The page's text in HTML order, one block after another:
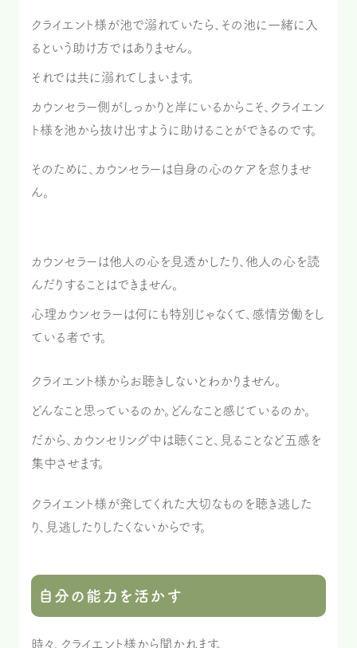
クライエント様が池で溺れていたら、その池に一緒に入
るという助け方ではありません。
それでは共に溺れてしまいます。
カウンセラー側がしっかりと岸にいるからこそ、クライエン
ト様を池から抜け出すように助けることができるのです。
そのために、カウンセラーは自身の心のケアを怠りませ
ん。
カウンセラーは他人の心を見透かしたり、他人の心を読
んだりすることはできません。
心理カウンセラーは何にも特別じゃなくて、感情労働をし
ている者です。
クライエント様からお聴きしないとわかりません。
どんなこと思っているのか。どんなこと感じているのか。
だから、カウンセリング中は聴くこと、見ることなど五感を
集中させます。
クライエント様が発してくれた大切なものを聴き逃した
り、見逃したりしたくないからです。
自分の能力を活かす
時々、クライエント様から聞かれます。